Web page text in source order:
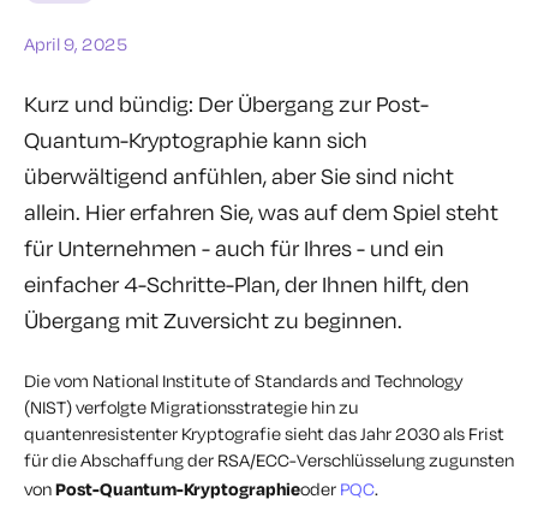
April 9, 2025
Kurz und bündig: Der Übergang zur Post-
Quantum-Kryptographie kann sich
überwältigend anfühlen, aber Sie sind nicht
allein. Hier erfahren Sie, was auf dem Spiel steht
für Unternehmen - auch für Ihres- und ein
einfacher 4-Schritte-Plan, der Ihnen hilft, den
Übergang mit Zuversicht zu beginnen.
Die vom National Institute of Standards and Technology
(NIST) verfolgte Migrationsstrategie hin zu
quantenresistenter Kryptografie sieht das Jahr 2030 als Frist
für die Abschaffung der RSA/ECC-Verschlüsselung zugunsten
vonPost-Quantum-Kryptographieoder PQC.